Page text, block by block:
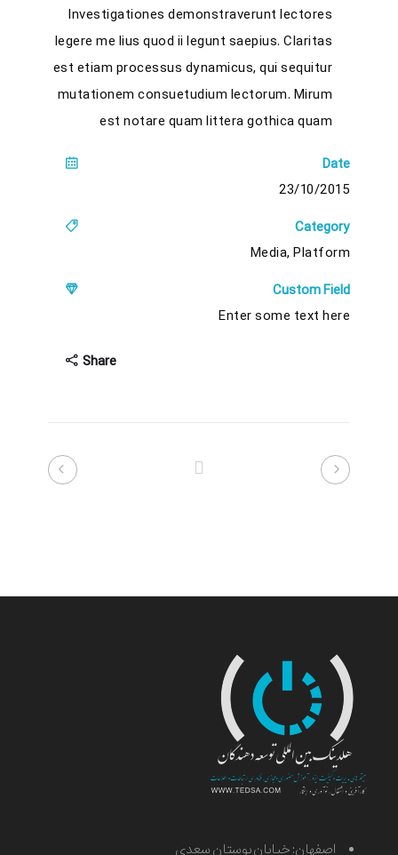
Investigationes demonstraverunt lectores
legere me lius quod ii legunt saepius. Claritas
est etiam processus dynamicus, qui sequitur
mutationem consuetudium lectorum. Mirum
est notare quam littera gothica quam
Date
23/10/2015
Category
Media, Platform
Custom Field
Enter some text here
Share
اصفهان: خیابان بوستان سعدی